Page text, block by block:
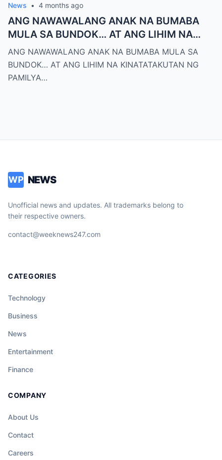
News • 4 months ago
ANG NAWAWALANG ANAK NA BUMABA
MULA SA BUNDOK… AT ANG LIHIM NA
KINATATAKUTAN NG PAMILYA MONTERO
ANG NAWAWALANG ANAK NA BUMABA MULA SA
BUNDOK… AT ANG LIHIM NA KINATATAKUTAN NG
PAMILYA…
WP NEWS
Unofficial news and updates. All trademarks belong to
their respective owners.
contact@weeknews247.com
CATEGORIES
Technology
Business
News
Entertainment
Finance
COMPANY
About Us
Contact
Careers